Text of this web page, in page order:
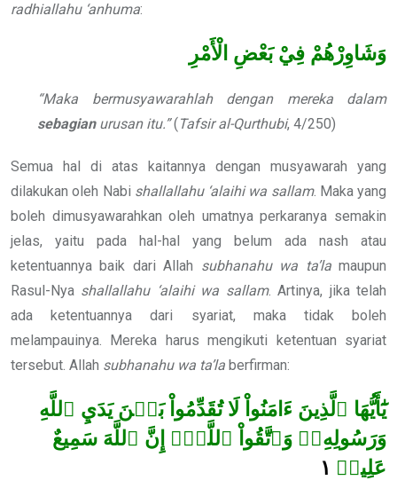
radhiallahu ‘anhuma:
وَشَاوِرْهُمْ فِيْ بَعْضِ الْأَمْرِ
“Maka bermusyawarahlah dengan mereka dalam
sebagianurusan itu.”( Tafsir al-Qurthubi, 4/250)
Semua hal di atas kaitannya dengan musyawarah yang
dilakukan oleh Nabi shallallahu ‘alaihi wa sallam. Maka yang
boleh dimusyawarahkan oleh umatnya perkaranya semakin
jelas, yaitu pada hal-hal yang belum ada nash atau
ketentuannya baik dari Allah subhanahu wa ta’lamaupun
Rasul-Nya shallallahu ‘alaihi wa sallam. Artinya, jika telah
ada ketentuannya dari syariat, maka tidak boleh
melampauinya. Mereka harus mengikuti ketentuan syariat
tersebut. Allah subhanahu wa ta’la berfirman:
يَٰٓأَيُّهَا ٱلَّذِينَ ءَامَنُواْ لَا تُقَدِّمُواْ بَيۡنَ يَدَيِ ٱللَّهِ
وَرَسُولِهِۦۖ وَٱتَّقُواْ ٱللَّهَۚ إِنَّ ٱللَّهَ سَمِيعٌ
عَلِيمٞ